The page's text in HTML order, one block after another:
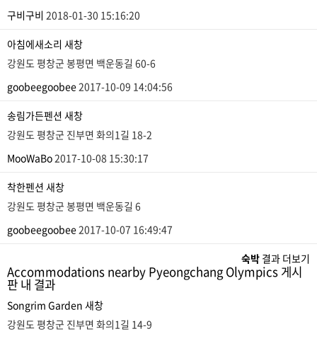
구비구비 2018-01-30 15:16:20
아침에새소리 새창
강원도 평창군 봉평면 백운동길 60-6
goobeegoobee2017-10-09 14:04:56
송림가든펜션 새창
강원도 평창군 진부면 화의1길 18-2
MooWaBo2017-10-08 15:30:17
착한펜션 새창
강원도 평창군 봉평면 백운동길 6
goobeegoobee2017-10-07 16:49:47
숙박 결과 더보기
Accommodations nearby Pyeongchang Olympics 게시
판 내 결과
Songrim Garden 새창
강원도 평창군 진부면 화의1길 14-9